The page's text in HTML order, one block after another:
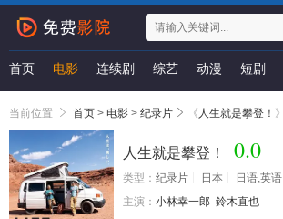
首页 电影 连续剧 综艺 动漫 短剧
当前位置 首页 > 电影 > 纪录片 《 人生就是攀登！ 》
人生就是攀登！ 0.0
类型： 纪录片 日本 日语,英语
主演： 小林幸一郎 鈴木直也